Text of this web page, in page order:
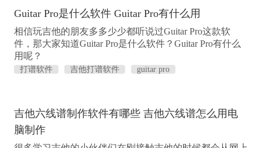
Guitar Pro是什么软件 Guitar Pro有什么用
相信玩吉他的朋友多多少少都听说过Guitar Pro这款软
件，那大家知道Guitar Pro是什么软件？Guitar Pro有什么
用呢？
打谱软件 吉他打谱软件 guitar pro
吉他六线谱制作软件有哪些 吉他六线谱怎么用电
脑制作